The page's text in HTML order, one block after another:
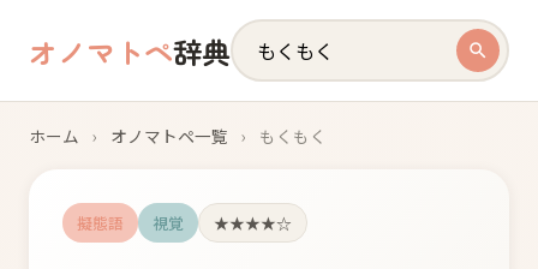
オノマトペ辞典
ホーム › オノマトペ一覧 › もくもく
擬態語 視覚 ★★★★☆